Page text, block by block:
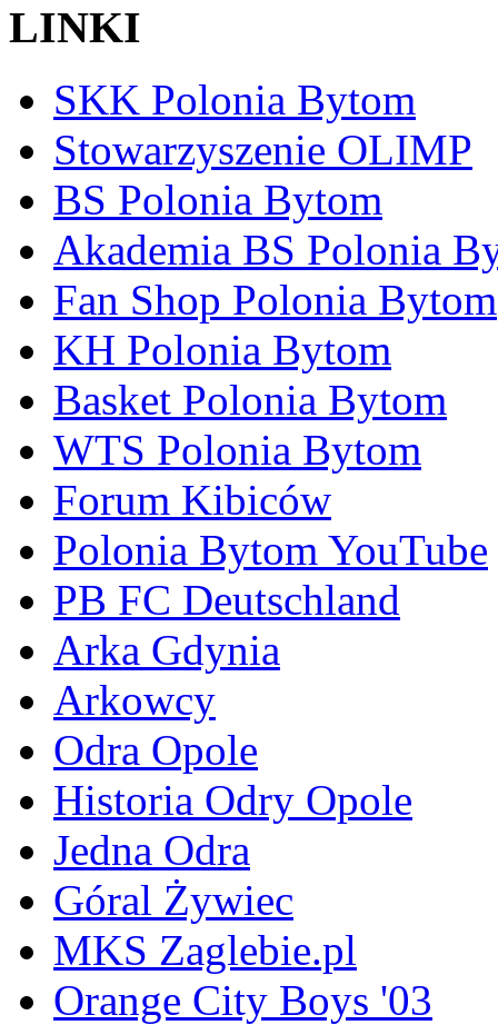
LINKI
SKK Polonia Bytom
Stowarzyszenie OLIMP
BS Polonia Bytom
Akademia BS Polonia
Fan Shop Polonia Bytom
KH Polonia Bytom
Basket Polonia Bytom
WTS Polonia Bytom
Forum Kibiców
Polonia Bytom YouTube
PB FC Deutschland
Arka Gdynia
Arkowcy
Odra Opole
Historia Odry Opole
Jedna Odra
Góral Żywiec
MKS Zaglebie.pl
Orange City Boys '03